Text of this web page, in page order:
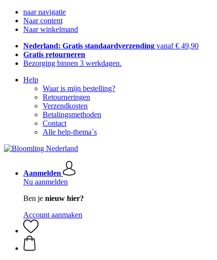
naar navigatie
Naar content
Naar winkelmand
Nederland: Gratis standaardverzending vanaf € 49,90
Gratis retourneren
Bezorging binnen 3 werkdagen.
Help
Waar is mijn bestelling?
Retourneringen
Verzendkosten
Betalingsmethoden
Contact
Alle help-thema`s
Aanmelden
Nu aanmelden
Ben je nieuw hier?
Account aanmaken